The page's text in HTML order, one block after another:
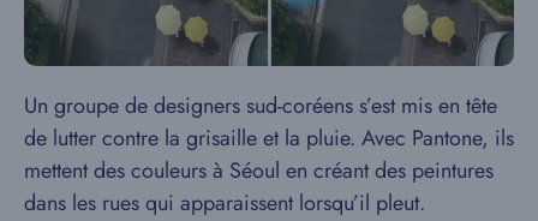
Un groupe de designers sud-coréens s’est mis en tête
de lutter contre la grisaille et la pluie. Avec Pantone, ils
mettent des couleurs à Séoul en créant des peintures
dans les rues qui apparaissent lorsqu’il pleut.